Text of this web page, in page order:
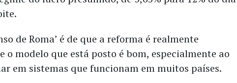
de Roma’ é de que a reforma é realmente
o modelo que está posto é bom, especialmente ao
em sistemas que funcionam em muitos países.